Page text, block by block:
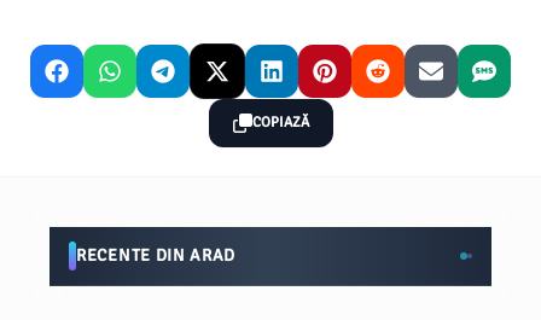
COPIAZĂ
RECENTE DIN ARAD